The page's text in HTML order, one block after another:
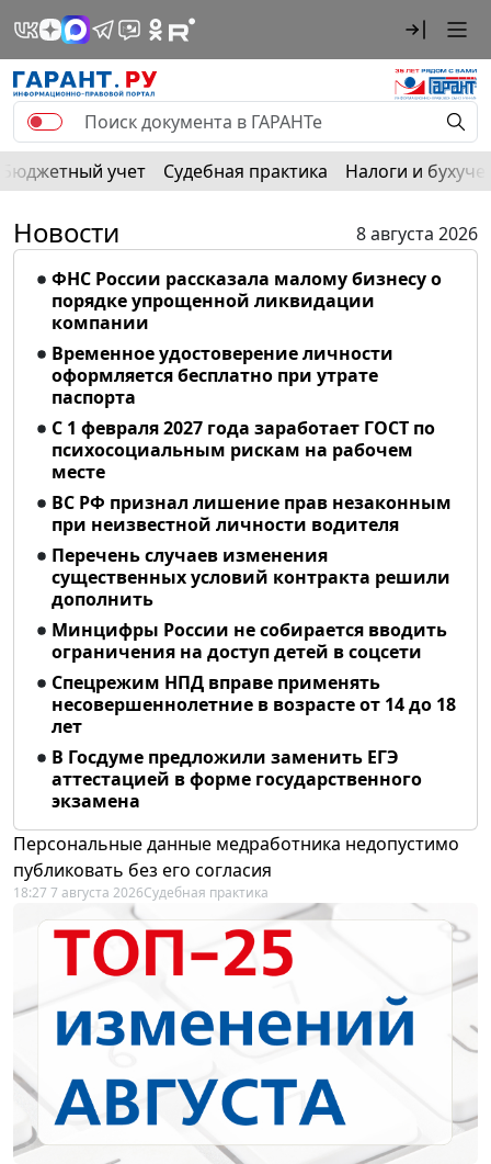
Бюджетный учет Судебная практика Налоги и
Новости
8 августа 2026
ФНС России рассказала малому бизнесу о
порядке упрощенной ликвидации
компании
Временное удостоверение личности
оформляется бесплатно при утрате
паспорта
С 1 февраля 2027 года заработает ГОСТ по
психосоциальным рискам на рабочем
месте
ВС РФ признал лишение прав незаконным
при неизвестной личности водителя
Перечень случаев изменения
существенных условий контракта решили
дополнить
Минцифры России не собирается вводить
ограничения на доступ детей в соцсети
Спецрежим НПД вправе применять
несовершеннолетние в возрасте от 14 до 18
лет
В Госдуме предложили заменить ЕГЭ
аттестацией в форме государственного
экзамена
Персональные данные медработника недопустимо
публиковать без его согласия
18:27 7 августа 2026Судебная практика